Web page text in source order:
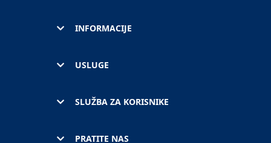
INFORMACIJE
USLUGE
SLUŽBA ZA KORISNIKE
PRATITE NAS